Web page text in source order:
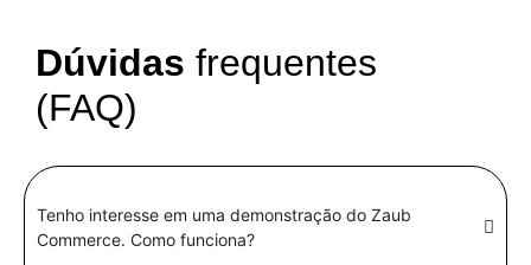
Dúvidas frequentes
(FAQ)
Tenho interesse em uma demonstração do Zaub
Commerce. Como funciona?